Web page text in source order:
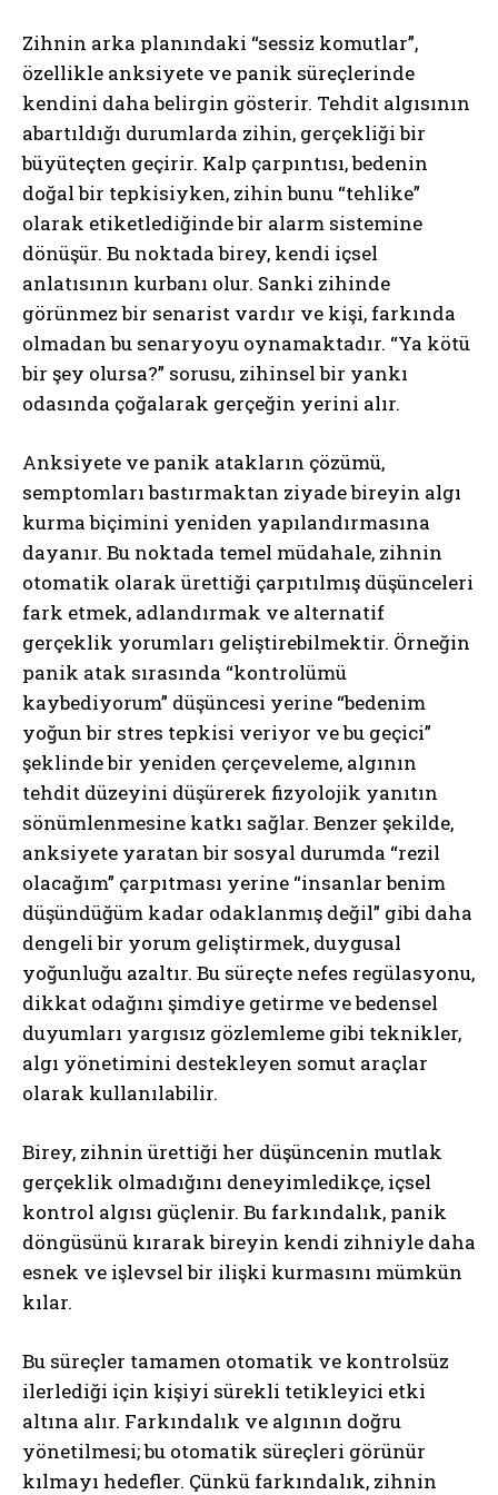
Zihnin arka planındaki “sessiz komutlar”,
özellikle anksiyete ve panik süreçlerinde
kendini daha belirgin gösterir. Tehdit algısının
abartıldığı durumlarda zihin, gerçekliği bir
büyüteçten geçirir. Kalp çarpıntısı, bedenin
doğal bir tepkisiyken, zihin bunu “tehlike”
olarak etiketlediğinde bir alarm sistemine
dönüşür. Bu noktada birey, kendi içsel
anlatısının kurbanı olur. Sanki zihinde
görünmez bir senarist vardır ve kişi, farkında
olmadan bu senaryoyu oynamaktadır. “Ya kötü
bir şey olursa?” sorusu, zihinsel bir yankı
odasında çoğalarak gerçeğin yerini alır.
Anksiyete ve panik atakların çözümü,
semptomları bastırmaktan ziyade bireyin algı
kurma biçimini yeniden yapılandırmasına
dayanır. Bu noktada temel müdahale, zihnin
otomatik olarak ürettiği çarpıtılmış düşünceleri
fark etmek, adlandırmak ve alternatif
gerçeklik yorumları geliştirebilmektir. Örneğin
panik atak sırasında “kontrolümü
kaybediyorum” düşüncesi yerine “bedenim
yoğun bir stres tepkisi veriyor ve bu geçici”
şeklinde bir yeniden çerçeveleme, algının
tehdit düzeyini düşürerek fizyolojik yanıtın
sönümlenmesine katkı sağlar. Benzer şekilde,
anksiyete yaratan bir sosyal durumda “rezil
olacağım” çarpıtması yerine “insanlar benim
düşündüğüm kadar odaklanmış değil” gibi daha
dengeli bir yorum geliştirmek, duygusal
yoğunluğu azaltır. Bu süreçte nefes regülasyonu,
dikkat odağını şimdiye getirme ve bedensel
duyumları yargısız gözlemleme gibi teknikler,
algı yönetimini destekleyen somut araçlar
olarak kullanılabilir.
Birey, zihnin ürettiği her düşüncenin mutlak
gerçeklik olmadığını deneyimledikçe, içsel
kontrol algısı güçlenir. Bu farkındalık, panik
döngüsünü kırarak bireyin kendi zihniyle daha
esnek ve işlevsel bir ilişki kurmasını mümkün
kılar.
Bu süreçler tamamen otomatik ve kontrolsüz
ilerlediği için kişiyi sürekli tetikleyici etki
altına alır. Farkındalık ve algının doğru
yönetilmesi; bu otomatik süreçleri görünür
kılmayı hedefler. Çünkü farkındalık, zihnin